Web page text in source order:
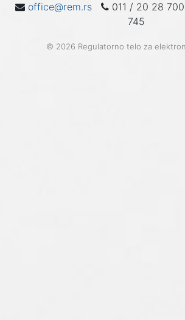
office@rem.rs
011 / 20 28 700
745
© 2026 Regulatorno telo za